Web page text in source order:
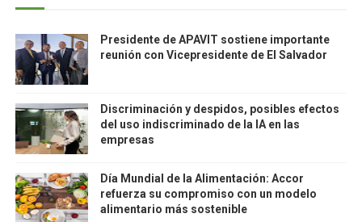
Presidente de APAVIT sostiene importante
reunión con Vicepresidente de El Salvador
Discriminación y despidos, posibles efectos
del uso indiscriminado de la IA en las
empresas
Día Mundial de la Alimentación: Accor
refuerza su compromiso con un modelo
alimentario más sostenible